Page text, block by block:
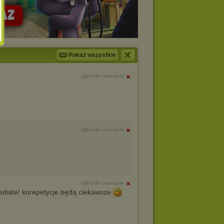
Pokaż wszystkie
zgłoś do usunięcia
zgłoś do usunięcia
zgłoś do usunięcia
korepetycje będą ciekawsze